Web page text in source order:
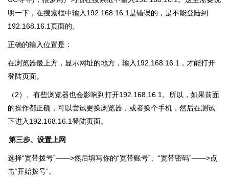
明一下，在搜索框中输入192.168.16.1是错误的，是不能登陆到
192.168.16.1页面的。
正确的输入位置是：
在浏览器最上方，显示网址的地方，输入192.168.16.1，才能打开
登陆页面。
（2）、有些浏览器也会影响到打开192.168.16.1。所以，如果前面
的操作都正确，可以尝试更换浏览器，或者换个手机，然后在测试
下进入192.168.16.1登陆页面。
第三步、设置上网
选择“宽带拨号”——>然后填写你的“宽带账号”、“宽带密码”——>点
击“开始拨号”。